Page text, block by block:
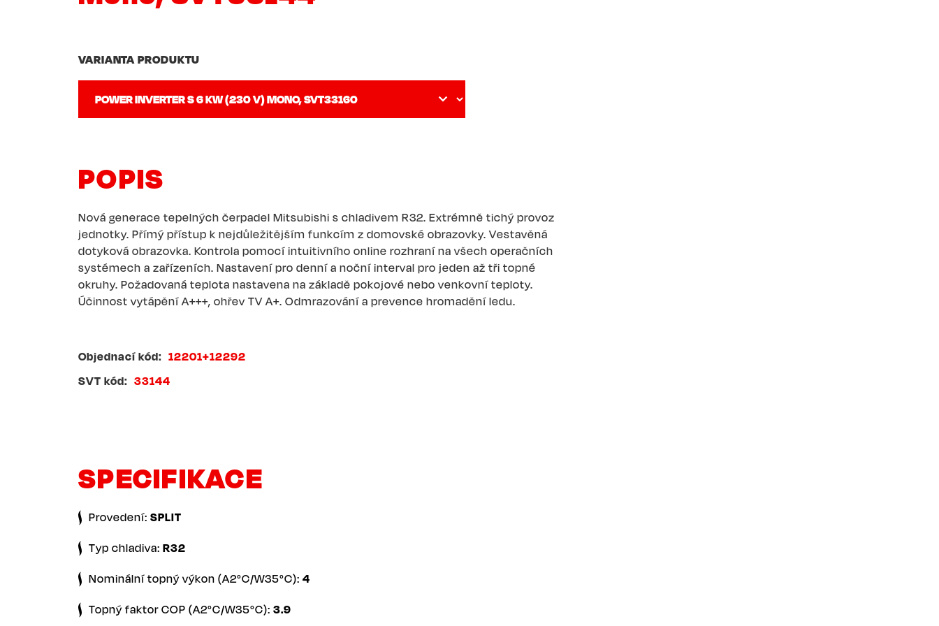
VARIANTA PRODUKTU
POPIS
Nová generace tepelných čerpadel Mitsubishi s chladivem R32. Extrémně tichý provoz
jednotky. Přímý přístup k nejdůležitějším funkcím z domovské obrazovky. Vestavěná
dotyková obrazovka. Kontrola pomocí intuitivního online rozhraní na všech operačních
systémech a zařízeních. Nastavení pro denní a noční interval pro jeden až tři topné
okruhy. Požadovaná teplota nastavena na základě pokojové nebo venkovní teploty.
Účinnost vytápění A+++, ohřev TV A+. Odmrazování a prevence hromadění ledu.
Objednací kód
12201+12292
SVT kód
33144
SPECIFIKACE
Provedení: SPLIT
Typ chladiva: R32
Nominální topný výkon (A2°C/W35°C): 4
Topný faktor COP (A2°C/W35°C): 3.9